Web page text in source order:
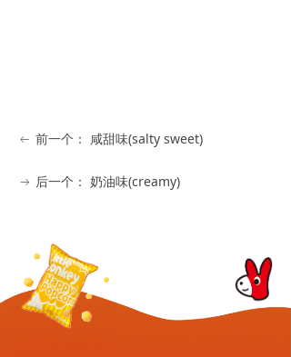
ꂃ 前一个： 咸甜味(salty sweet)
ꁹ 后一个： 奶油味(creamy)